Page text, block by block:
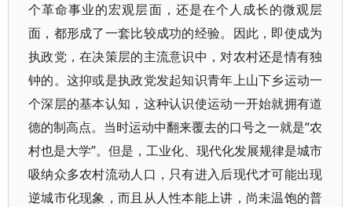
个革命事业的宏观层面，还是在个人成长的微观层
面，都形成了一套比较成功的经验。因此，即使成为
执政党，在决策层的主流意识中，对农村还是情有独
钟的。这抑或是执政党发起知识青年上山下乡运动一
个深层的基本认知，这种认识使运动一开始就拥有道
德的制高点。当时运动中翻来覆去的口号之一就是“农
村也是大学”。但是，工业化、现代化发展规律是城市
吸纳众多农村流动人口，只有进入后现代才可能出现
逆城市化现象，而且从人性本能上讲，尚未温饱的普